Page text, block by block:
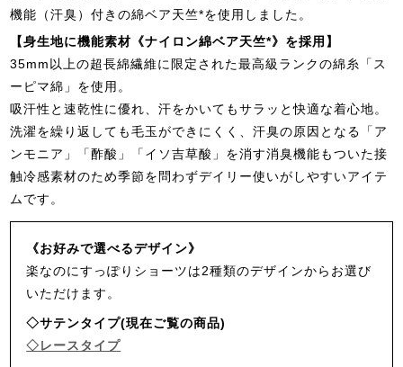
機能（汗臭）付きの綿ベア天竺*を使用しました。
【身生地に機能素材《ナイロン綿ベア天竺*》を採用】
35mm以上の超長綿繊維に限定された最高級ランクの綿糸「ス
ーピマ綿」を使用。
吸汗性と速乾性に優れ、汗をかいてもサラッと快適な着心地。
洗濯を繰り返しても毛玉ができにくく、汗臭の原因となる「ア
ンモニア」「酢酸」「イソ吉草酸」を消す消臭機能もついた接
触冷感素材のため季節を問わずデイリー使いがしやすいアイテ
ムです。
《お好みで選べるデザイン》
楽なのにすっぽりショーツは2種類のデザインからお選び
いただけます。
◇サテンタイプ(現在ご覧の商品)
◇レースタイプ